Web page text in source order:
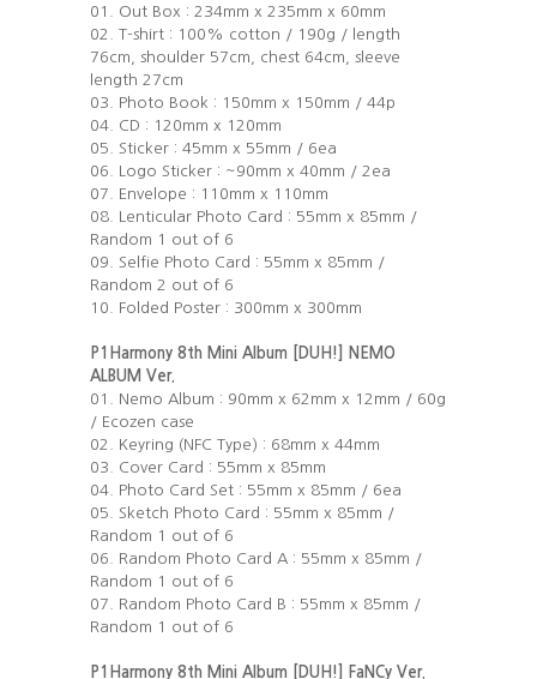
01. Out Box : 234mm x 235mm x 60mm
02. T-shirt : 100% cotton / 190g / length
76cm, shoulder 57cm, chest 64cm, sleeve
length 27cm
03. Photo Book : 150mm x 150mm / 44p
04. CD : 120mm x 120mm
05. Sticker : 45mm x 55mm / 6ea
06. Logo Sticker : ~90mm x 40mm / 2ea
07. Envelope : 110mm x 110mm
08. Lenticular Photo Card : 55mm x 85mm /
Random 1 out of 6
09. Selfie Photo Card : 55mm x 85mm /
Random 2 out of 6
10. Folded Poster : 300mm x 300mm
P1Harmony 8th Mini Album [DUH!] NEMO
ALBUM Ver.
01. Nemo Album : 90mm x 62mm x 12mm / 60g
/ Ecozen case
02. Keyring (NFC Type) : 68mm x 44mm
03. Cover Card : 55mm x 85mm
04. Photo Card Set : 55mm x 85mm / 6ea
05. Sketch Photo Card : 55mm x 85mm /
Random 1 out of 6
06. Random Photo Card A : 55mm x 85mm /
Random 1 out of 6
07. Random Photo Card B : 55mm x 85mm /
Random 1 out of 6
P1Harmony 8th Mini Album [DUH!] FaNCy Ver.